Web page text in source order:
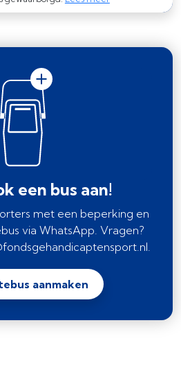
een bus aan!
met een beperking en
via WhatsApp. Vragen?
aanmaken